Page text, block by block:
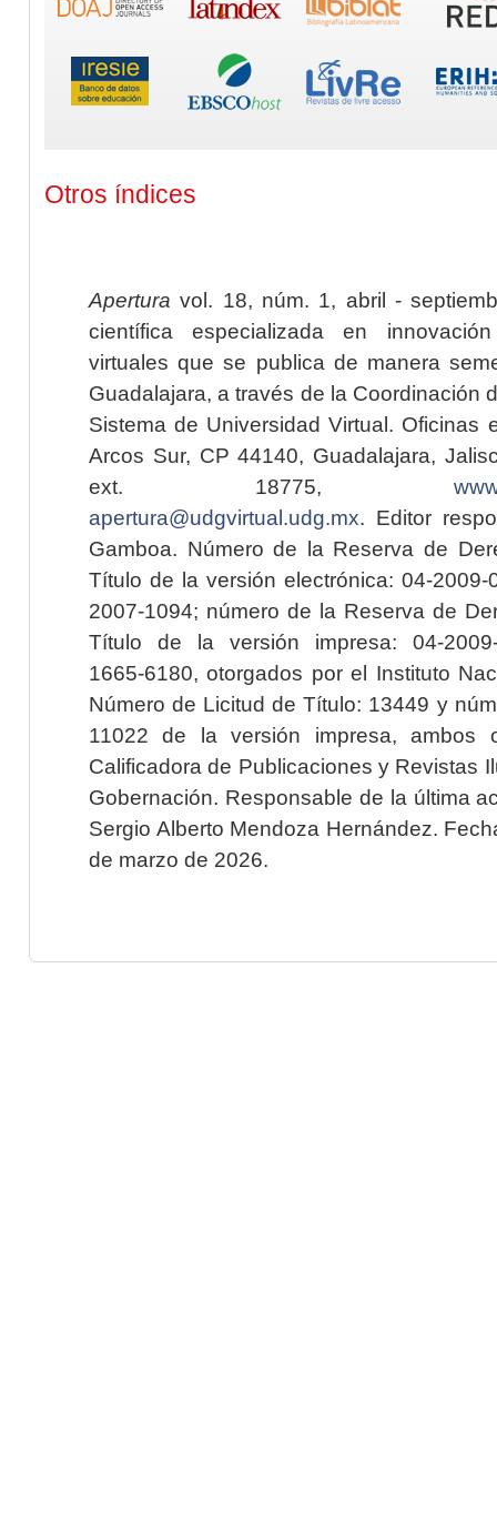
Otros índices
Apertura vol. 18, núm. 1, abril -
científica especializada en
virtuales que se publica de manera
Guadalajara, a través de la Coordinación
Sistema de Universidad Virtual. Oficinas
Arcos Sur, CP 44140, Guadalajara,
ext. 18775,
apertura@udgvirtual.udg.mx. Editor
Gamboa. Número de la Reserva de
Título de la versión electrónica: 04-2009-
2007-1094; número de la Reserva de
Título de la versión impresa: 04-2009-
1665-6180, otorgados por el Instituto
Número de Licitud de Título: 13449 y
11022 de la versión impresa, ambos
Calificadora de Publicaciones y Revistas
Gobernación. Responsable de la última
Sergio Alberto Mendoza Hernández.
de marzo de 2026.